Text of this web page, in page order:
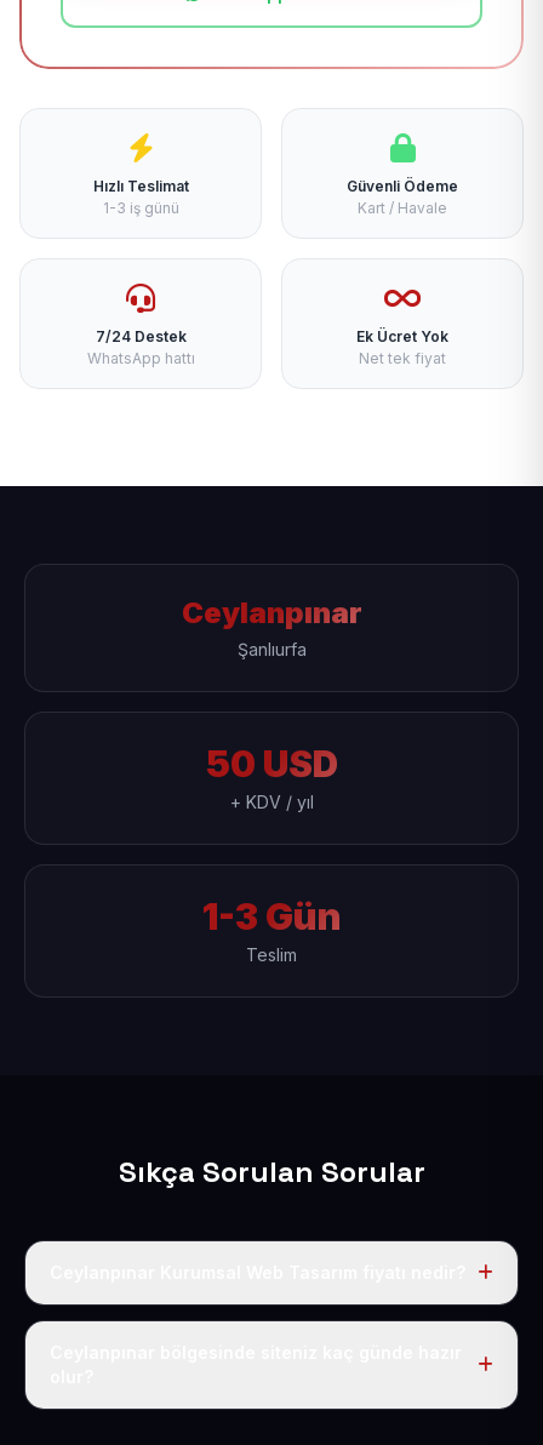
Hızlı Teslimat
1-3 iş günü
Güvenli Ödeme
Kart / Havale
7/24 Destek
WhatsApp hattı
Ek Ücret Yok
Net tek fiyat
Ceylanpınar
Şanlıurfa
50 USD
+ KDV / yıl
1-3 Gün
Teslim
Sıkça Sorulan Sorular
Tek fiyat uygulanır: yıllık 50 USD + KDV. Bu bedele alan